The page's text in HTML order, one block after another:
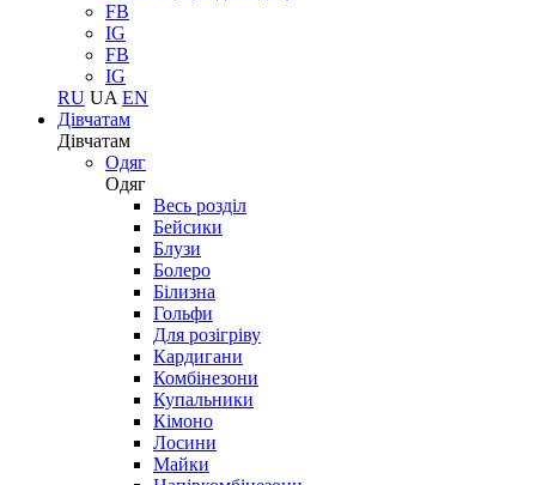
FB
IG
FB
IG
RU UA EN
Дівчатам
Дівчатам
Одяг
Одяг
Весь розділ
Бейсики
Блузи
Болеро
Білизна
Гольфи
Для розігріву
Кардигани
Комбінезони
Купальники
Кімоно
Лосини
Майки